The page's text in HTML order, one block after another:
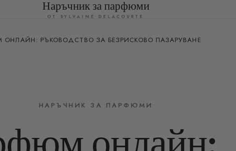
Наръчник за парфюми
ОТ SYLVAINE DELACOURTE
ОНЛАЙН: РЪКОВОДСТВО ЗА БЕЗРИСКОВО ПАЗАРУВАНЕ
НАРЪЧНИК ЗА ПАРФЮМИ